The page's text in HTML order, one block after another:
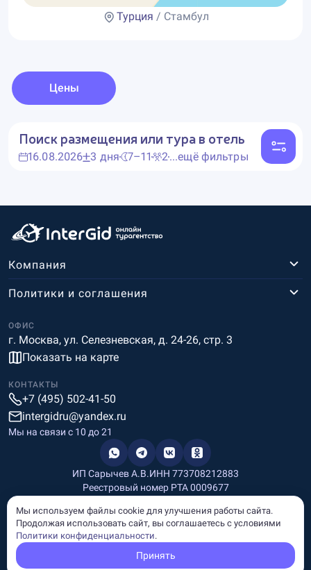
Турция / Стамбул
Цены
Поиск размещения или тура в отель
16.08.2026 3 дня 7–11 2...ещё фильтры
Компания
ОФИС
г. Москва, ул. Селезневская, д. 24-26, стр. 3
Показать на карте
Политики и соглашения
КОНТАКТЫ
+7 (495) 502-41-50
intergidru@yandex.ru
Мы на связи c 10 до 21
ИП Сарычев А.В.ИНН 773708212883
Реестровый номер РТА 0009677
Информация, размещённая на сайте, носит информационный
характер и не является рекламой и публичной офертой.
Мы используем файлы cookie для улучшения работы сайта.
Продолжая использовать сайт, вы соглашаетесь с условиями
Политики конфиденциальности.
Принять